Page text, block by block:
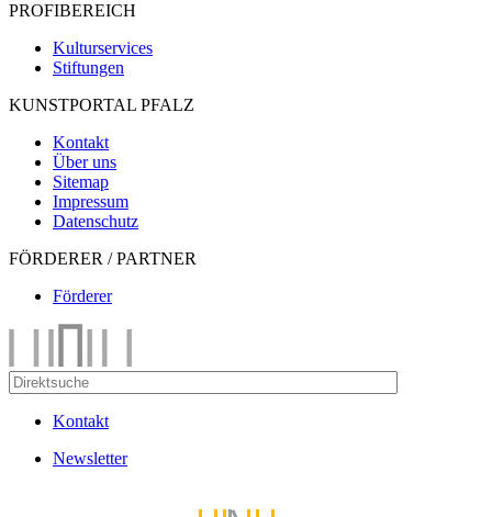
PROFIBEREICH
Kulturservices
Stiftungen
KUNSTPORTAL PFALZ
Kontakt
Über uns
Sitemap
Impressum
Datenschutz
FÖRDERER / PARTNER
Förderer
Kontakt
Newsletter